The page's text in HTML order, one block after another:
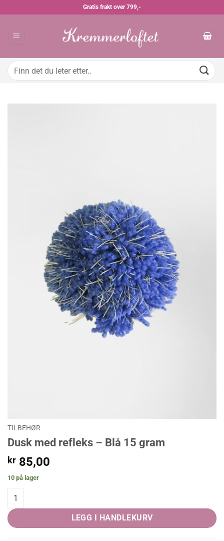
Gratis frakt over 799,-
Søk
TILBEHØR
Dusk med refleks – Blå 15 gram
kr 85,00
10 på lager
Dusk med refleks - Blå 15 gram quantity
LEGG I HANDLEKURV